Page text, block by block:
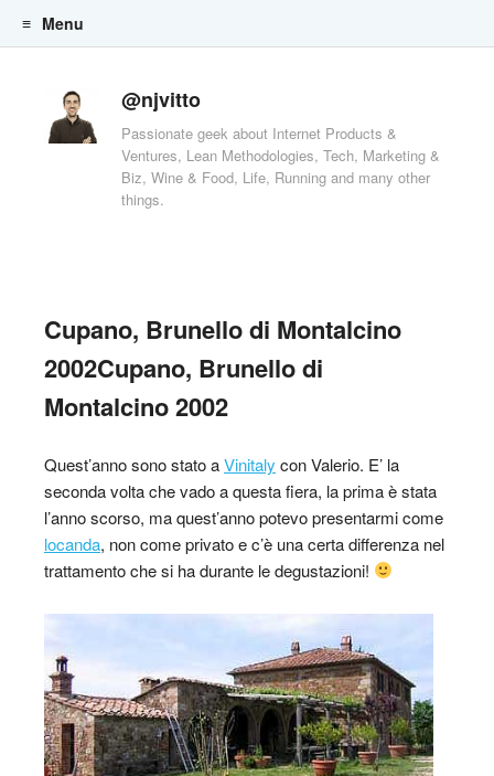
@njvitto
Passionate geek about Internet Products &
Ventures, Lean Methodologies, Tech, Marketing &
Biz, Wine & Food, Life, Running and many other
things.
Menu
Cupano, Brunello di Montalcino
2002Cupano, Brunello di
Montalcino 2002
Quest’anno sono stato aVinitaly con Valerio. E’ la
seconda volta che vado a questa fiera, la prima è stata
l’anno scorso, ma quest’anno potevo presentarmi come
locanda, non come privato e c’è una certa differenza nel
trattamento che si ha durante le degustazioni!